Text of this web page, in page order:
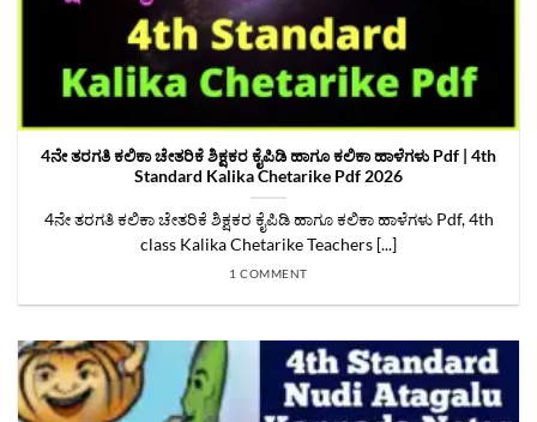
4ನೇ ತರಗತಿ ಕಲಿಕಾ ಚೇತರಿಕೆ ಶಿಕ್ಷಕರ ಕೈಪಿಡಿ ಹಾಗೂ ಕಲಿಕಾ ಹಾಳೆಗಳು Pdf | 4th
Standard Kalika Chetarike Pdf 2026
4ನೇ ತರಗತಿ ಕಲಿಕಾ ಚೇತರಿಕೆ ಶಿಕ್ಷಕರ ಕೈಪಿಡಿ ಹಾಗೂ ಕಲಿಕಾ ಹಾಳೆಗಳು Pdf, 4th
class Kalika Chetarike Teachers [...]
1 COMMENT